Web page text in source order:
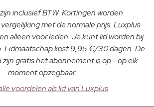
inclusief BTW. Kortingen worden
met de normale prijs. Luxplus
alleen voor leden. Je kunt lid worden bij
Lidmaatschap kost 9,95 €/30 dagen. De
zijn gratis het abonnement is op - op elk
moment opzegbaar.
voordelen als lid van Luxplus